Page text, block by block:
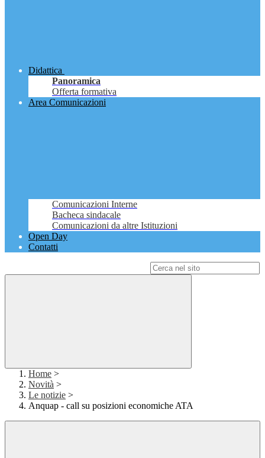
Didattica
Panoramica
Offerta formativa
Area Comunicazioni
Comunicazioni Interne
Bacheca sindacale
Comunicazioni da altre Istituzioni
Open Day
Contatti
Home >
Novità >
Le notizie >
Anquap - call su posizioni economiche ATA